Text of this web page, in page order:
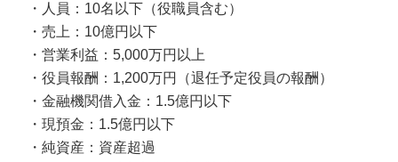
・人員：10名以下（役職員含む）
・売上：10億円以下
・営業利益：5,000万円以上
・役員報酬：1,200万円（退任予定役員の報酬）
・金融機関借入金：1.5億円以下
・現預金：1.5億円以下
・純資産：資産超過